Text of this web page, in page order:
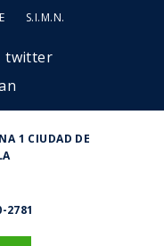
S.I.M.N.
twitter
1 CIUDAD DE
2781